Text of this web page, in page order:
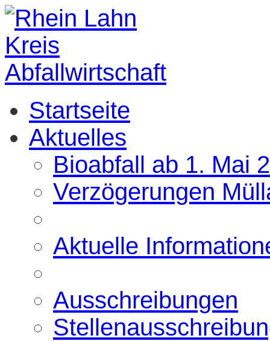
Startseite
Aktuelles
Bioabfall ab 1. Mai
Verzögerungen
Aktuelle
Ausschreibungen